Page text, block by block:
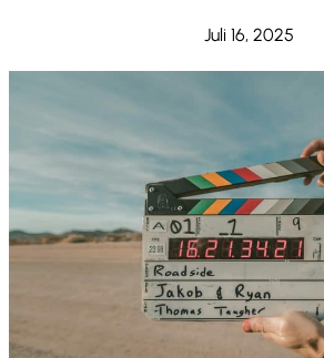
Juli 16, 2025